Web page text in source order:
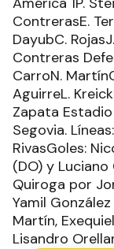
ContrerasE.
DayubC.
Contreras
CarroN.
AguirreL.
Zapata
Segovia.
RivasGoles:
(DO) y
Quiroga por
Yamil
Martín,
Lisandro